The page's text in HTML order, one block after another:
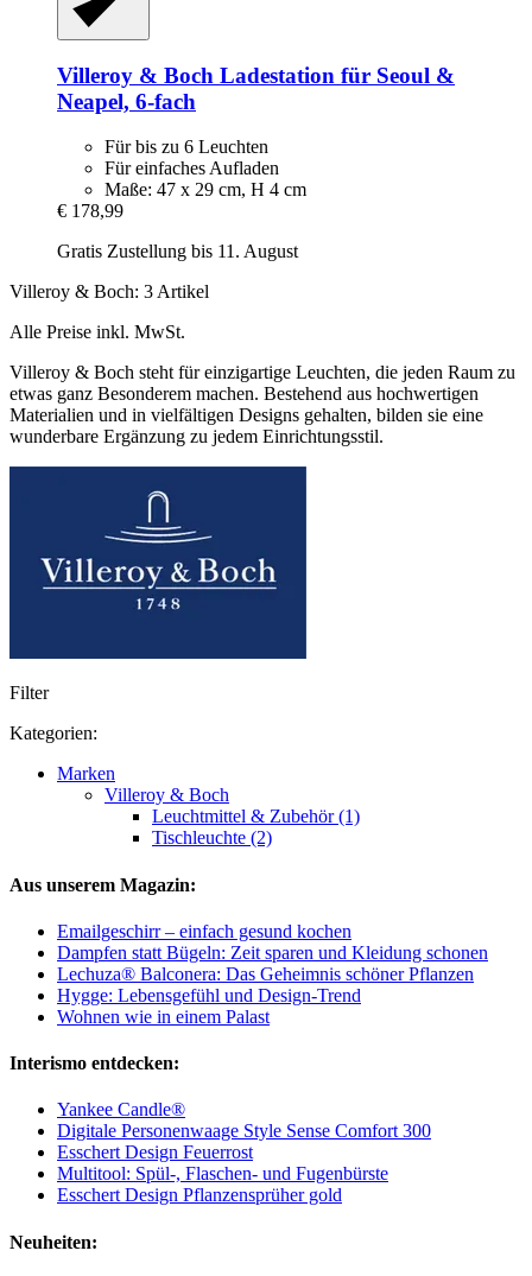
Villeroy & Boch Ladestation für Seoul &
Neapel, 6-​fach
Für bis zu 6 Leuchten
Für einfaches Aufladen
Maße: 47 x 29 cm, H 4 cm
€ 178,99
Gratis Zustellung bis 11. August
Villeroy & Boch: 3 Artikel
Alle Preise inkl. MwSt.
Villeroy & Boch steht für einzigartige Leuchten, die jeden Raum zu
etwas ganz Besonderem machen. Bestehend aus hochwertigen
Materialien und in vielfältigen Designs gehalten, bilden sie eine
wunderbare Ergänzung zu jedem Einrichtungsstil.
Filter
Kategorien:
Marken
Villeroy & Boch
Leuchtmittel & Zubehör (1)
Tischleuchte (2)
Aus unserem Magazin:
Emailgeschirr – einfach gesund kochen
Dampfen statt Bügeln: Zeit sparen und Kleidung schonen
Lechuza® Balconera: Das Geheimnis schöner Pflanzen
Hygge: Lebensgefühl und Design-Trend
Wohnen wie in einem Palast
Interismo entdecken:
Yankee Candle®
Digitale Personenwaage Style Sense Comfort 300
Esschert Design Feuerrost
Multitool: Spül-, Flaschen- und Fugenbürste
Esschert Design Pflanzensprüher gold
Neuheiten: